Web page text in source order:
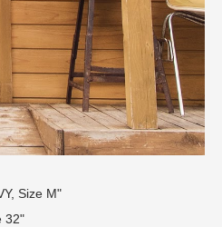
Size M"
32"